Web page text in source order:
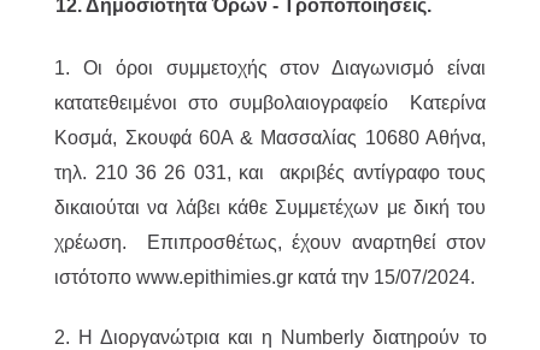
12. Δημοσιότητα Όρων - Τροποποιήσεις.
1. Οι όροι συμμετοχής στον Διαγωνισμό είναι
κατατεθειμένοι στο συμβολαιογραφείο Κατερίνα
Κοσμά, Σκουφά 60Α & Μασσαλίας 10680 Αθήνα,
τηλ. 210 36 26 031, και ακριβές αντίγραφο τους
δικαιούται να λάβει κάθε Συμμετέχων με δική του
χρέωση. Επιπροσθέτως, έχουν αναρτηθεί στον
ιστότοπο www.epithimies.gr κατά την 15/07/2024.
2. Η Διοργανώτρια και η Numberly διατηρούν το